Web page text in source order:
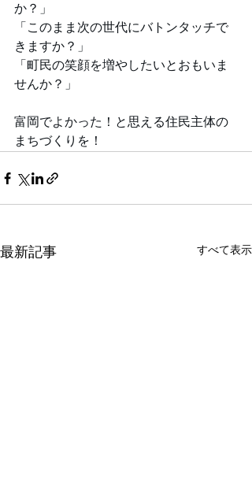
か？」
「このまま次の世代にバトンタッチで
きますか？」
「町民の笑顔を増やしたいとおもいま
せんか？」
富岡でよかった！と思える住民主体の
まちづくりを！
最新記事 すべて表示